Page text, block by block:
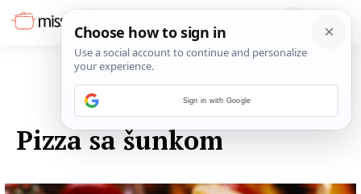
Pizza sa šunkom
Sign in with Google